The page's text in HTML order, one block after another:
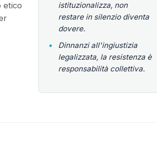
etico
istituzionalizza, non
restare in silenzio diventa
dovere.
•
Dinnanzi all'ingiustizia
legalizzata, la resistenza è
responsabilità collettiva.